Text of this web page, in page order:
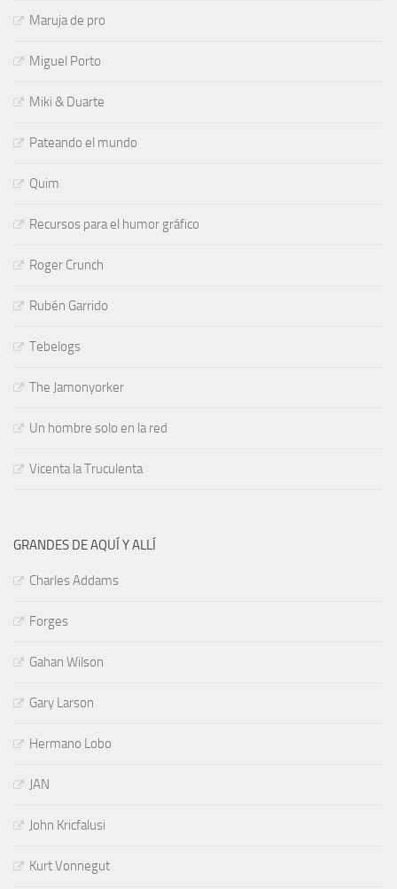
Maruja de pro
Miguel Porto
Miki & Duarte
Pateando el mundo
Quim
Recursos para el humor gráfico
Roger Crunch
Rubén Garrido
Tebelogs
The Jamonyorker
Un hombre solo en la red
Vicenta la Truculenta
GRANDES DE AQUÍ Y ALLÍ
Charles Addams
Forges
Gahan Wilson
Gary Larson
Hermano Lobo
JAN
John Kricfalusi
Kurt Vonnegut